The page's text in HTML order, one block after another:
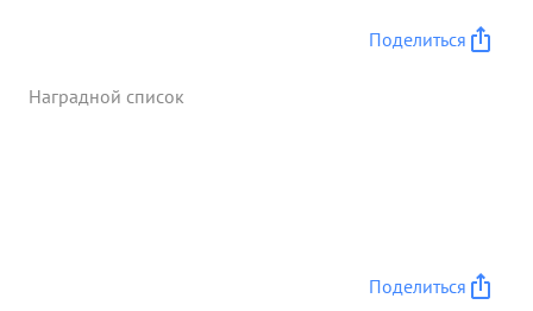
января 1943 года уничтожено: генералов 1
вок 2510. пулеметов 320 орудий 7, минометов 25
Поделиться
Наградной список
Поделиться